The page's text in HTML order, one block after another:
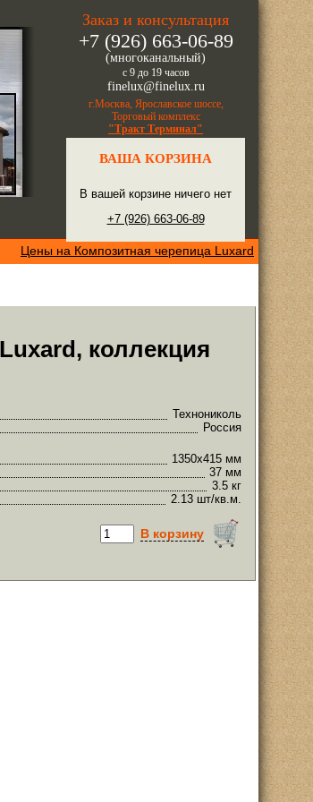
Заказ и консультация
+7 (926) 663-06-89
(многоканальный)
с 9 до 19 часов
finelux@finelux.ru
г.Москва, Ярославское шоссе,
Торговый комплекс
"Тракт Терминал"
ВАША КОРЗИНА
В вашей корзине ничего нет
+7 (926) 663-06-89
Цены на Композитная черепица Luxard
коллекция
Технониколь
Россия
1350х415 мм
37 мм
3.5 кг
2.13 шт/кв.м.
В корзину